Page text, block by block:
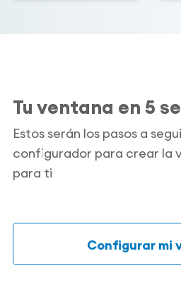
Tu ventana en 5
Estos serán los pasos a
configurador para crear la
para ti
Configurar mi